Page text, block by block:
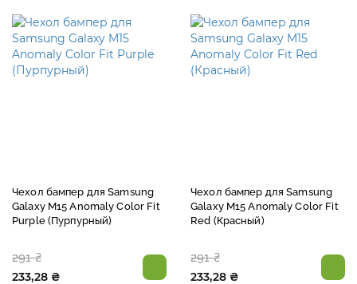
Чехол бампер для Samsung
Galaxy M15 Anomaly Color Fit
Purple (Пурпурный)
291 ₴
233,28 ₴
Чехол бампер для Samsung
Galaxy M15 Anomaly Color Fit
Red (Красный)
291 ₴
233,28 ₴